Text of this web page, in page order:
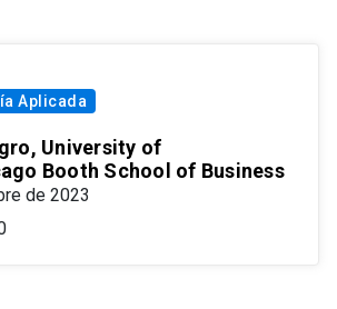
Aplicada
University of
Booth School of Business
de 2023